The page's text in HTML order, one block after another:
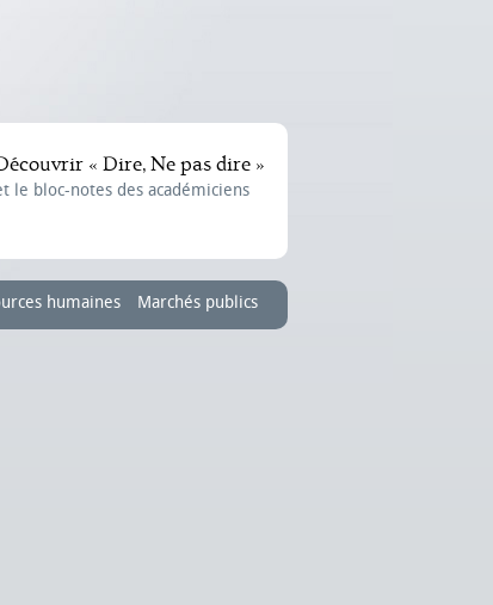
« Dire, Ne pas dire »
le bloc-notes des académiciens
humaines Marchés publics